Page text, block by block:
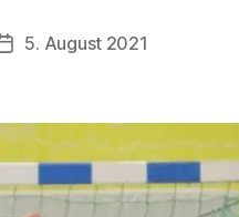
Veröffentlichungsdatum
5. August 2021